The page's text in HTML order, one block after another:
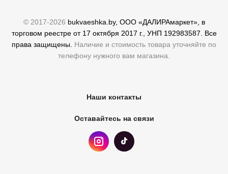
© 2017-2026 bukvaeshka.by, ООО «ДАЛИРАмаркет», в
торговом реестре от 17 октября 2017 г., УНП 192983587. Все
права защищены. Наличие и стоимость товара уточняйте по
телефону нужного вам магазина.
Наши контакты
Оставайтесь на связи